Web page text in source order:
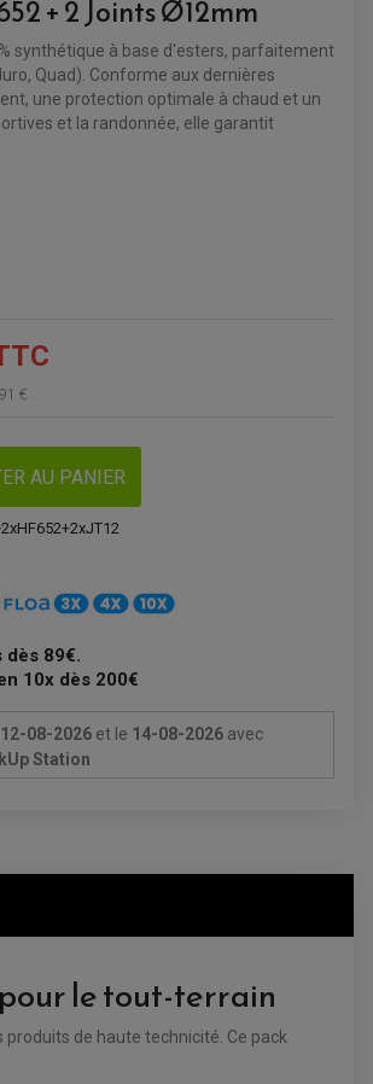
VOIR LE PANIER
+ 2 Joints Ø12mm
synthétique à base d'esters, parfaitement
Quad). Conforme aux dernières
une protection optimale à chaud et un
et la randonnée, elle garantit
€
AU PANIER
89€.
10x dès 200€
12-08-2026 et le 14-08-2026 avec
Station
le tout-terrain
de haute technicité. Ce pack